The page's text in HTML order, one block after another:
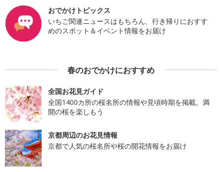
おでかけトピックス
いちご関連ニュースはもちろん、行き帰りにおすす
めのスポット＆イベント情報をお届け
春のおでかけにおすすめ
全国お花見ガイド
全国1400カ所の桜名所の情報や見頃時期を掲載。満
開の桜を楽しもう
京都周辺のお花見情報
京都で人気の桜名所や桜の開花情報をお届け